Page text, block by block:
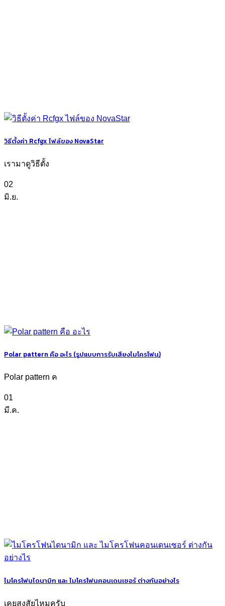
วิธีตั้งค่า Rcfgx ไฟล์ของ NovaStar
เรามาดูวิธีตั้ง
02
มิ.ย.
Polar pattern คือ อะไร (รูปแบบการรับเสียงไมโครโฟน)
Polar pattern ค
01
มี.ค.
ไมโครโฟนไดนามิก และ ไมโครโฟนคอนเดนเซอร์ ต่างกันอย่างไร
เคยสงสัยไหมครับ